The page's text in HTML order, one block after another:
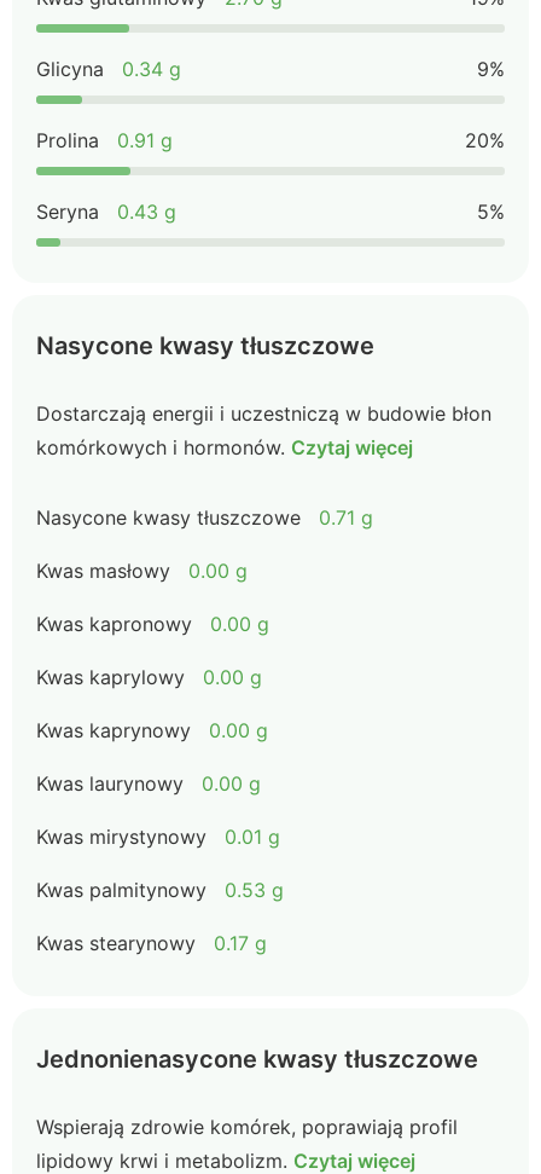
Glicyna 0.34 g 9%
Prolina 0.91 g 20%
Seryna 0.43 g 5%
Nasycone kwasy tłuszczowe
Dostarczają energii i uczestniczą w budowie błon
komórkowych i hormonów. Czytaj więcej
Nasycone kwasy tłuszczowe 0.71 g
Kwas masłowy 0.00 g
Kwas kapronowy 0.00 g
Kwas kaprylowy 0.00 g
Kwas kaprynowy 0.00 g
Kwas laurynowy 0.00 g
Kwas mirystynowy 0.01 g
Kwas palmitynowy 0.53 g
Kwas stearynowy 0.17 g
Jednonienasycone kwasy tłuszczowe
Wspierają zdrowie komórek, poprawiają profil
lipidowy krwi i metabolizm. Czytaj więcej